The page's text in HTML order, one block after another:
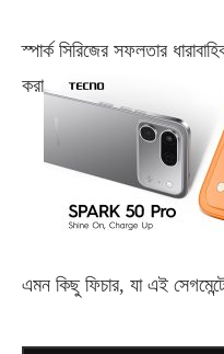
স্পার্ক সিরিজের সফলতার
করা
এমন কিছু ফিচার, যা এই